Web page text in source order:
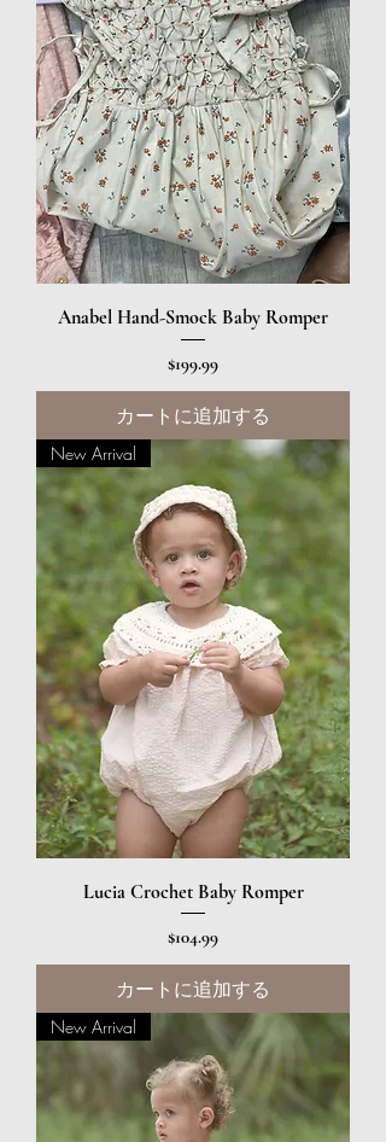
Anabel Hand-Smock Baby Romper
価格
$199.99
カートに追加する
New Arrival
Lucia Crochet Baby Romper
価格
$104.99
カートに追加する
New Arrival